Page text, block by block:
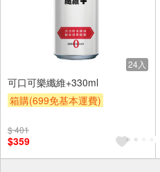
24入
可口可樂纖維+330ml
箱購(699免基本運費)
滿額9折
$ 401
$359